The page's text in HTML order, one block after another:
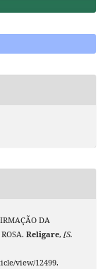
DA
Religare, [S.
view/12499.